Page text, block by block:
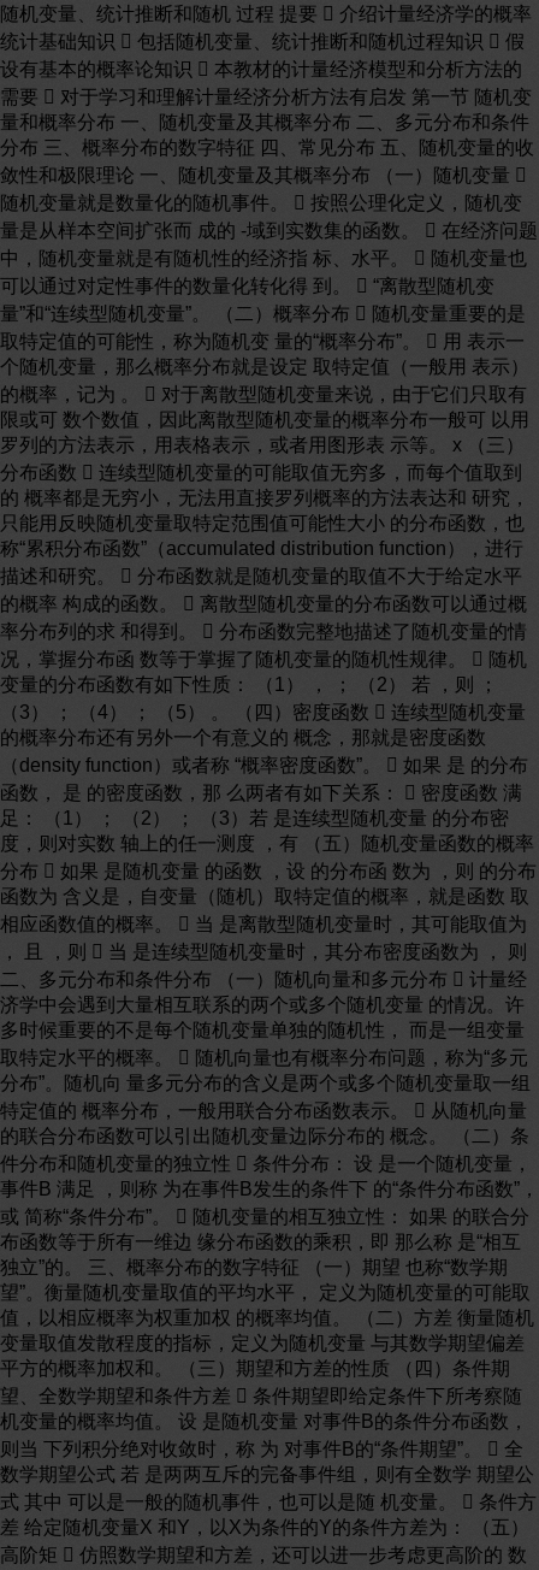
随机变量、统计推断和随机 过程 提要  介绍计量经济学的概率
统计基础知识  包括随机变量、统计推断和随机过程知识  假
设有基本的概率论知识  本教材的计量经济模型和分析方法的
需要  对于学习和理解计量经济分析方法有启发 第一节 随机变
量和概率分布 一、随机变量及其概率分布 二、多元分布和条件
分布 三、概率分布的数字特征 四、常见分布 五、随机变量的收
敛性和极限理论 一、随机变量及其概率分布 （一）随机变量 
随机变量就是数量化的随机事件。  按照公理化定义，随机变
量是从样本空间扩张而 成的 -域到实数集的函数。  在经济问题
中，随机变量就是有随机性的经济指 标、水平。  随机变量也
可以通过对定性事件的数量化转化得 到。  “离散型随机变
量”和“连续型随机变量”。 （二）概率分布  随机变量重要的是
取特定值的可能性，称为随机变 量的“概率分布”。  用 表示一
个随机变量，那么概率分布就是设定 取特定值（一般用 表示）
的概率，记为 。  对于离散型随机变量来说，由于它们只取有
限或可 数个数值，因此离散型随机变量的概率分布一般可 以用
罗列的方法表示，用表格表示，或者用图形表 示等。 x （三）
分布函数  连续型随机变量的可能取值无穷多，而每个值取到
的 概率都是无穷小，无法用直接罗列概率的方法表达和 研究，
只能用反映随机变量取特定范围值可能性大小 的分布函数，也
称“累积分布函数”（accumulated distribution function），进行
描述和研究。  分布函数就是随机变量的取值不大于给定水平
的概率 构成的函数。  离散型随机变量的分布函数可以通过概
率分布列的求 和得到。  分布函数完整地描述了随机变量的情
况，掌握分布函 数等于掌握了随机变量的随机性规律。  随机
变量的分布函数有如下性质： （1） ， ； （2） 若 ，则 ；
（3） ； （4） ； （5） 。 （四）密度函数  连续型随机变量
的概率分布还有另外一个有意义的 概念，那就是密度函数
（density function）或者称 “概率密度函数”。  如果 是 的分布
函数， 是 的密度函数，那 么两者有如下关系：  密度函数 满
足： （1） ； （2） ； （3）若 是连续型随机变量 的分布密
度，则对实数 轴上的任一测度 ，有 （五）随机变量函数的概率
分布  如果 是随机变量 的函数 ，设 的分布函 数为 ，则 的分布
函数为 含义是，自变量（随机）取特定值的概率，就是函数 取
相应函数值的概率。  当 是离散型随机变量时，其可能取值为
， 且 ，则  当 是连续型随机变量时，其分布密度函数为 ， 则
二、多元分布和条件分布 （一）随机向量和多元分布  计量经
济学中会遇到大量相互联系的两个或多个随机变量 的情况。许
多时候重要的不是每个随机变量单独的随机性， 而是一组变量
取特定水平的概率。  随机向量也有概率分布问题，称为“多元
分布”。随机向 量多元分布的含义是两个或多个随机变量取一组
特定值的 概率分布，一般用联合分布函数表示。  从随机向量
的联合分布函数可以引出随机变量边际分布的 概念。 （二）条
件分布和随机变量的独立性  条件分布： 设 是一个随机变量，
事件B 满足 ，则称 为在事件B发生的条件下 的“条件分布函数”，
或 简称“条件分布”。  随机变量的相互独立性： 如果 的联合分
布函数等于所有一维边 缘分布函数的乘积，即 那么称 是“相互
独立”的。 三、概率分布的数字特征 （一）期望 也称“数学期
望”。衡量随机变量取值的平均水平， 定义为随机变量的可能取
值，以相应概率为权重加权 的概率均值。 （二）方差 衡量随机
变量取值发散程度的指标，定义为随机变量 与其数学期望偏差
平方的概率加权和。 （三）期望和方差的性质 （四）条件期
望、全数学期望和条件方差  条件期望即给定条件下所考察随
机变量的概率均值。 设 是随机变量 对事件B的条件分布函数，
则当 下列积分绝对收敛时，称 为 对事件B的“条件期望”。  全
数学期望公式 若 是两两互斥的完备事件组，则有全数学 期望公
式 其中 可以是一般的随机事件，也可以是随 机变量。  条件方
差 给定随机变量X 和Y，以X为条件的Y的条件方差为： （五）
高阶矩  仿照数学期望和方差，还可以进一步考虑更高阶的 数